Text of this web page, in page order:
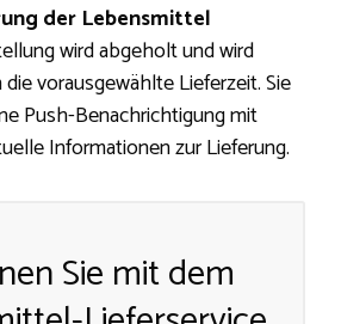
der Lebensmittel
wird abgeholt und wird
vorausgewählte Lieferzeit. Sie
Push-Benachrichtigung mit
Informationen zur Lieferung.
Sie mit dem